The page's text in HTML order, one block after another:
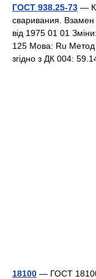
ГОСТ 938.25-73 —
сваривания.
від 1975 01 01
125 Мова: Ru Метод
згідно з ДК 004:
18100 — ГОСТ